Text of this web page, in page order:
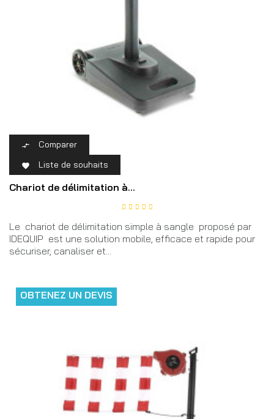
 Comparer
 Liste de souhaits
Chariot de délimitation à...
Le chariot de délimitation simple à sangle proposé par
IDEQUIP est une solution mobile, efficace et rapide pour
sécuriser, canaliser et...
OBTENEZ UN DEVIS